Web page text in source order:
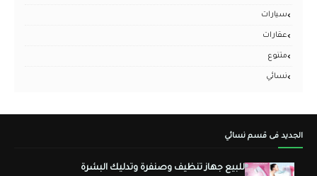
سيارات
عقارات
متنوع
نسائي
الجديد فى قسم نسائي
للبيع جهاز تنظيف وصنفرة وتدليك البشرة